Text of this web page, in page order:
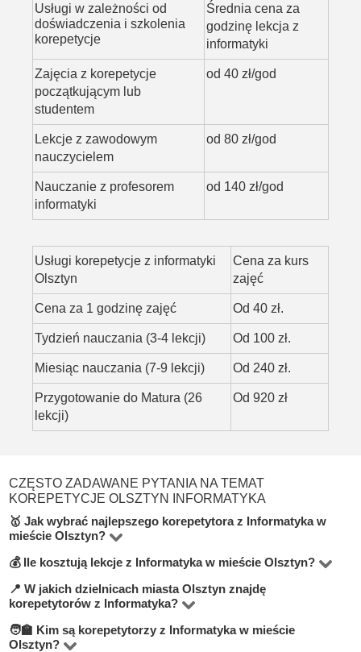
Usługi w zależności od
doświadczenia i szkolenia
korepetycje
Średnia cena za
godzinę lekcja z
informatyki
Zajęcia z korepetycje
początkującym lub
studentem
od 40 zł/god
Lekcje z zawodowym
nauczycielem
od 80 zł/god
Nauczanie z profesorem
informatyki
od 140 zł/god
Usługi korepetycje z informatyki
Olsztyn
Cena za kurs
zajęć
Cena za 1 godzinę zajęć Od 40 zł.
Tydzień nauczania (3-4 lekcji) Od 100 zł.
Miesiąc nauczania (7-9 lekcji) Od 240 zł.
Przygotowanie do Matura (26
lekcji)
Od 920 zł
CZĘSTO ZADAWANE PYTANIA NA TEMAT
KOREPETYCJE OLSZTYN INFORMATYKA
🥇 Jak wybrać najlepszego korepetytora z Informatyka w
mieście Olsztyn?
Na platformie BUKI znajdziesz 1 korepetytorów
oferujących zajęcia z Informatyka w miejscowości
Olsztyn. Przy wyborze zwróć uwagę na cenę, opinie,
doświadczenie, wykształcenie oraz lokalizację. Warto
💰 Ile kosztują lekcje z Informatyka w mieście Olsztyn?
Ceny zależą od poziomu, doświadczenia korepetytora i
trybu zajęć (online lub stacjonarnie). Średnia cena w
mieście Olsztyn wynosi od 50 do 100 zł/h.
📍 W jakich dzielnicach miasta Olsztyn znajdę
korepetytorów z Informatyka?
Na BUKI możesz znaleźć nauczycieli w niemal
🧑‍🏫 Kim są korepetytorzy z Informatyka w mieście
Olsztyn?